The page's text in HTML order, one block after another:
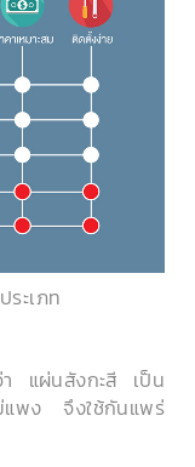
ระเภท
า แผ่นสังกะสี เป็น
แพง จึงใช้กันแพร่